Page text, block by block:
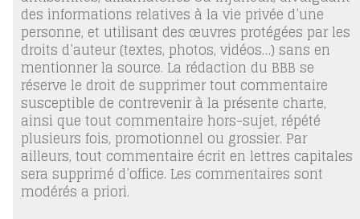
des informations relatives à la vie privée d’une
personne, et utilisant des œuvres protégées par les
droits d’auteur (textes, photos, vidéos…) sans en
mentionner la source. La rédaction du BBB se
réserve le droit de supprimer tout commentaire
susceptible de contrevenir à la présente charte,
ainsi que tout commentaire hors-sujet, répété
plusieurs fois, promotionnel ou grossier. Par
ailleurs, tout commentaire écrit en lettres capitales
sera supprimé d’office. Les commentaires sont
modérés a priori.